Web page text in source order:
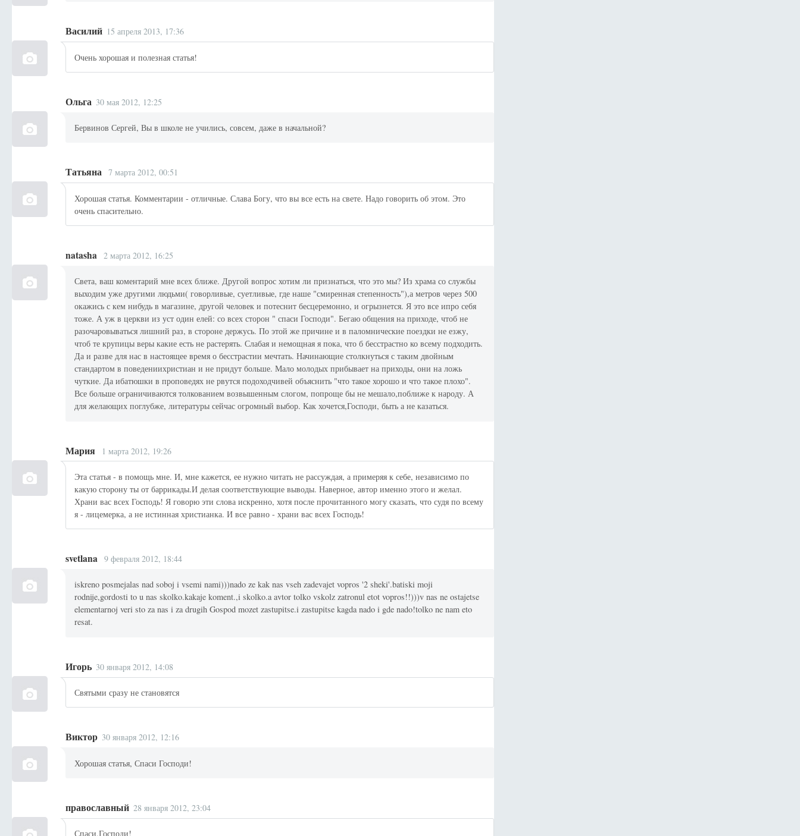
Василий 15 апреля 2013, 17:36
Очень хорошая и полезная статья!
Ольга 30 мая 2012, 12:25
Бервинов Сергей, Вы в школе не учились, совсем, даже в начальной?
Татьяна 7 марта 2012, 00:51
Хорошая статья. Комментарии - отличные. Слава Богу, что вы все есть на свете. Надо говорить об этом. Это
очень спасительно.
natasha 2 марта 2012, 16:25
Света, ваш коментарий мне всех ближе. Другой вопрос хотим ли признаться, что это мы? Из храма со службы
выходим уже другими людьми( говорливые, суетливые, где наше "смиренная степенность"),а метров через 500
окажись с кем нибудь в магазине, другой человек и потеснит бесцеремонно, и огрызнется. Я это все ипро себя
тоже. А уж в церкви из уст один елей: со всех сторон " спаси Господи". Бегаю общения на приходе, чтоб не
разочаровываться лишний раз, в стороне держусь. По этой же причине и в паломнические поездки не езжу,
чтоб те крупицы веры какие есть не растерять. Слабая и немощная я пока, что б бесстрастно ко всему подходить.
Да и разве для нас в настоящее время о бесстрастии мечтать. Начинающие столкнуться с таким двойным
стандартом в поведениихристиан и не придут больше. Мало молодых прибывает на приходы, они на ложь
чуткие. Да ибатюшки в проповедях не рвутся подоходчивей объяснить "что такое хорошо и что такое плохо".
Все больше ограничиваются толкованием возвышенным слогом, попроще бы не мешало,поближе к народу. А
для желающих поглубже, литературы сейчас огромный выбор. Как хочется,Господи, быть а не казаться.
Мария 1 марта 2012, 19:26
Эта статья - в помощь мне. И, мне кажется, ее нужно читать не рассуждая, а примеряя к себе, независимо по
какую сторону ты от баррикады.И делая соответствующие выводы. Наверное, автор именно этого и желал.
Храни вас всех Господь! Я говорю эти слова искренно, хотя после прочитанного могу сказать, что судя по всему
я - лицемерка, а не истинная христианка. И все равно - храни вас всех Господь!
svetlana 9 февраля 2012, 18:44
iskreno posmejalas nad soboj i vsemi nami)))nado ze kak nas vseh zadevajet vopros '2 sheki'.batiski moji
rodnije,gordosti to u nas skolko.kakaje koment.,i skolko.a avtor tolko vskolz zatronul etot vopros!!)))v nas ne ostajetse
elementarnoj veri sto za nas i za drugih Gospod mozet zastupitse.i zastupitse kagda nado i gde nado!tolko ne nam eto
resat.
Игорь 30 января 2012, 14:08
Святыми сразу не становятся
Виктор 30 января 2012, 12:16
Хорошая статья, Спаси Господи!
православный 28 января 2012, 23:04
Спаси,Господи!